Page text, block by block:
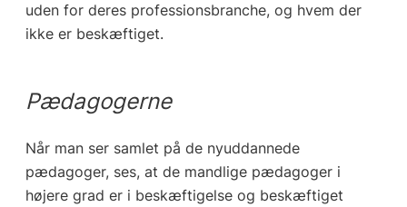
uden for deres professionsbranche, og hvem der
ikke er beskæftiget.
Pædagogerne
Når man ser samlet på de nyuddannede
pædagoger, ses, at de mandlige pædagoger i
højere grad er i beskæftigelse og beskæftiget